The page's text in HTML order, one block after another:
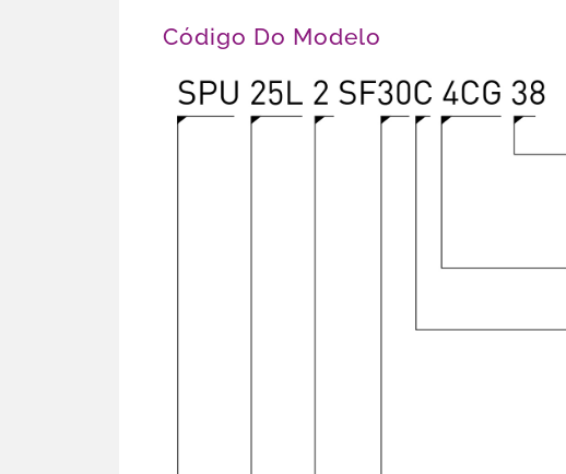
Código Do Modelo